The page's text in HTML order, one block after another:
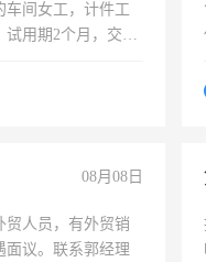
车间女工，计件工
试用期2个月，交五
08月08日
贸人员，有外贸销
面议。联系郭经理